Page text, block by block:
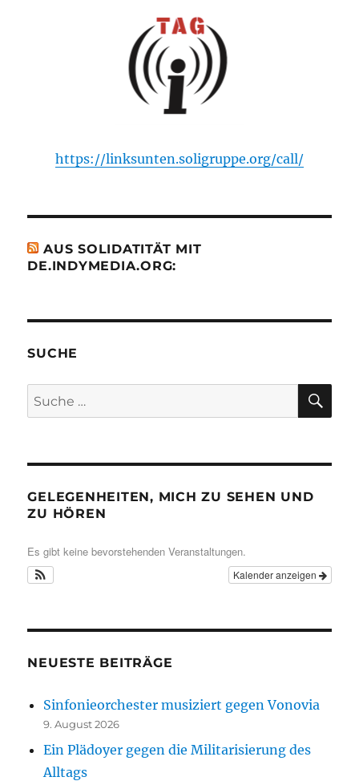
https://linksunten.soligruppe.org/call/
AUS SOLIDATITÄT MIT
DE.INDYMEDIA.ORG:
SUCHE
Suche
nach:
GELEGENHEITEN, MICH ZU SEHEN UND
ZU HÖREN
Es gibt keine bevorstehenden Veranstaltungen.
Kalender anzeigen
NEUESTE BEITRÄGE
Sinfonieorchester musiziert gegen Vonovia
9. August 2026
Ein Plädoyer gegen die Militarisierung des
Alltags